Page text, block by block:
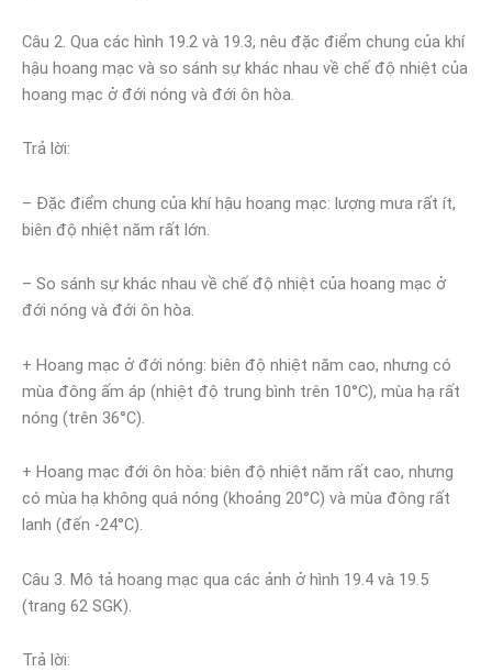
Câu 2. Qua các hình 19.2 và 19.3, nêu đặc điểm chung của khí
hậu hoang mạc và so sánh sự khác nhau về chế độ nhiệt của
hoang mạc ở đới nóng và đới ôn hòa.
Trả lời:
– Đặc điểm chung của khí hậu hoang mạc: lượng mưa rất ít,
biên độ nhiệt năm rất lớn.
– So sánh sự khác nhau về chế độ nhiệt của hoang mạc ở
đới nóng và đới ôn hòa.
+ Hoang mạc ở đới nóng: biên độ nhiệt năm cao, nhưng có
mùa đông ấm áp (nhiệt độ trung bình trên 10°C), mùa hạ rất
nóng (trên 36°C).
+ Hoang mạc đới ôn hòa: biên độ nhiệt năm rất cao, nhưng
có mùa hạ không quá nóng (khoảng 20°C) và mùa đông rất
lanh (đến -24°C).
Câu 3. Mô tả hoang mạc qua các ảnh ở hình 19.4 và 19.5
(trang 62 SGK).
Trả lời: